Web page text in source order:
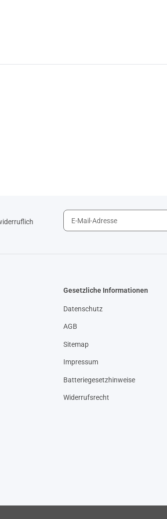
Gesetzliche Informationen
Datenschutz
AGB
Sitemap
Impressum
Batteriegesetzhinweise
Widerrufsrecht